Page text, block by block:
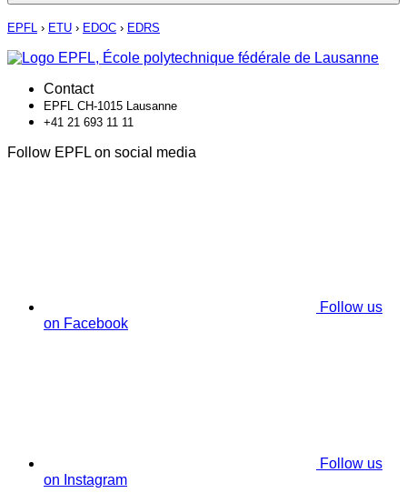
EPFL › ETU › EDOC › EDRS
Contact
EPFL CH-1015 Lausanne
+41 21 693 11 11
Follow EPFL on social media
Follow us
on Facebook
Follow us
on Instagram